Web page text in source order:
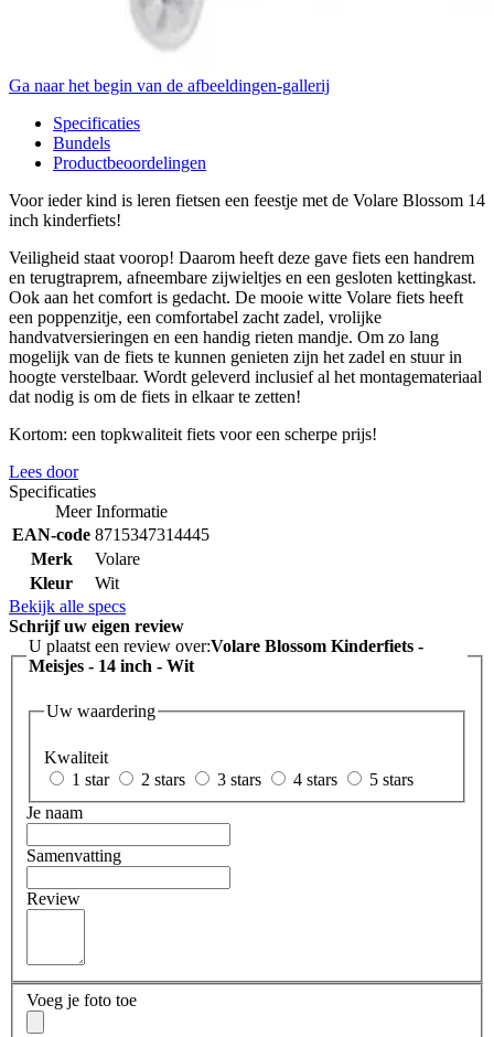
Ga naar het begin van de afbeeldingen-gallerij
Specificaties
Bundels
Productbeoordelingen
Voor ieder kind is leren fietsen een feestje met de Volare Blossom 14
inch kinderfiets!
Veiligheid staat voorop! Daarom heeft deze gave fiets een handrem
en terugtraprem, afneembare zijwieltjes en een gesloten kettingkast.
Ook aan het comfort is gedacht. De mooie witte Volare fiets heeft
een poppenzitje, een comfortabel zacht zadel, vrolijke
handvatversieringen en een handig rieten mandje. Om zo lang
mogelijk van de fiets te kunnen genieten zijn het zadel en stuur in
hoogte verstelbaar. Wordt geleverd inclusief al het montagemateriaal
dat nodig is om de fiets in elkaar te zetten!
Kortom: een topkwaliteit fiets voor een scherpe prijs!
Lees door
Specificaties
Meer Informatie
EAN-code 8715347314445
Merk
Volare
Kleur
Wit
Bekijk alle specs
Schrijf uw eigen review
U plaatst een review over:Volare Blossom Kinderfiets -
Meisjes - 14 inch - Wit
Uw waardering
Kwaliteit
1 star
2 stars 3 stars 4 stars
5 stars
Je naam
Samenvatting
Review
Voeg je foto toe